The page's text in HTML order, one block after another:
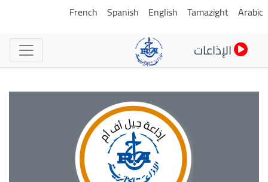
تجاوز
المحتوى
الرئيسي
Tamazight
English
Spanish
French
الإذاعات